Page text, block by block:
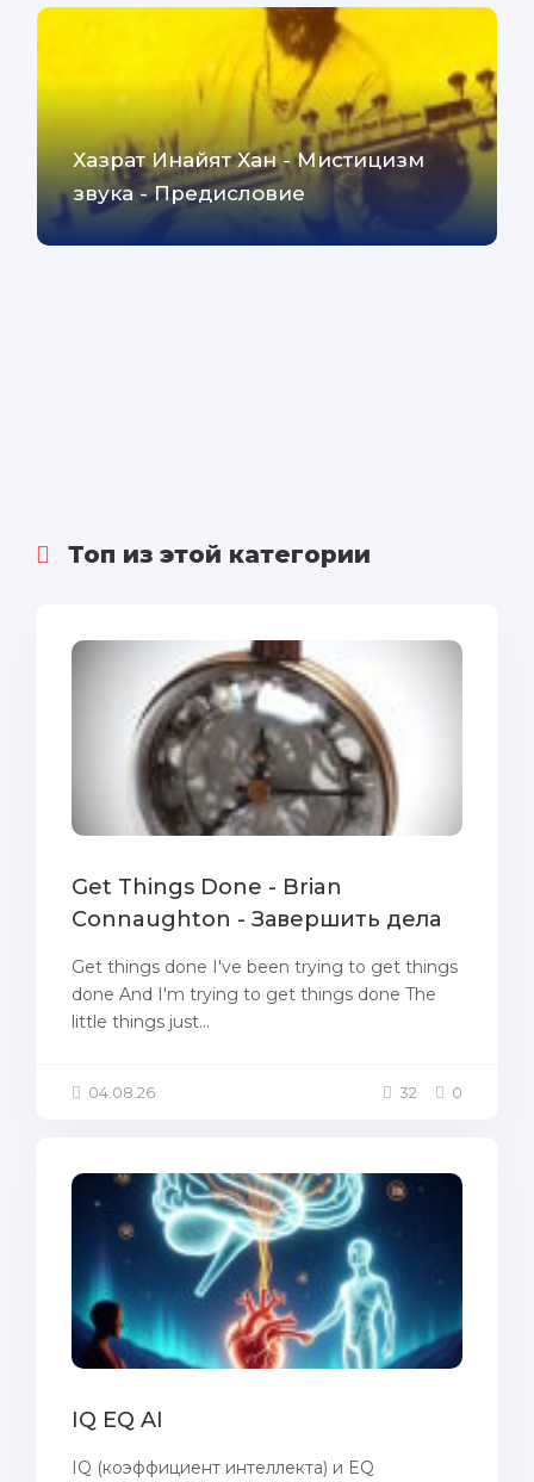
Хазрат Инайят Хан - Мистицизм
звука - Предисловие
Топ из этой категории
Get Things Done - Brian
Connaughton - Завершить дела
Get things done I've been trying to get things
done And I'm trying to get things done The
little things just...
04.08.26 32 0
IQ EQ AI
IQ (коэффициент интеллекта) и EQ